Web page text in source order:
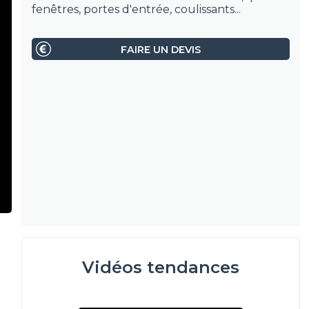
fenêtres, portes d'entrée, coulissants...
FAIRE UN DEVIS
Vidéos tendances